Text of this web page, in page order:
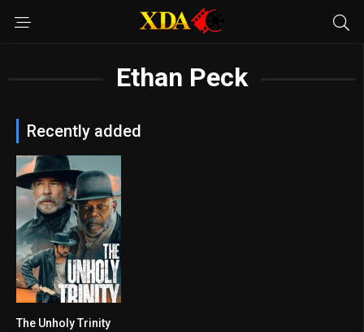
Ethan Peck
Recently added
5.8
The Unholy Trinity